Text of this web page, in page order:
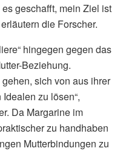
geschafft, mein Ziel ist
die Forscher.
hingegen gegen das
Beziehung.
sich von aus ihrer
zu lösen“,
Da Margarine im
zu handhaben
Mutterbindungen zu